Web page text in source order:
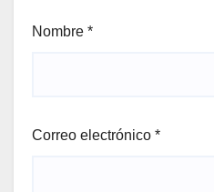
Nombre *
Correo electrónico *